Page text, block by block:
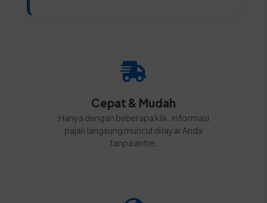
Cepat & Mudah
Hanya dengan beberapa klik, informasi
pajak langsung muncul di layar Anda
tanpa antre.